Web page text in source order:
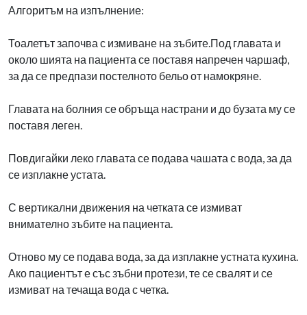
Алгоритъм на изпълнение:
Тоалетът започва с измиване на зъбите.Под главата и
около шията на пациента се поставя напречен чаршаф,
за да се предпази постелното бельо от намокряне.
Главата на болния се обръща настрани и до бузата му се
поставя леген.
Повдигайки леко главата се подава чашата с вода, за да
се изплакне устата.
С вертикални движения на четката се измиват
внимателно зъбите на пациента.
Отново му се подава вода, за да изплакне устната кухина.
Ако пациентът е със зъбни протези, те се свалят и се
измиват на течаща вода с четка.